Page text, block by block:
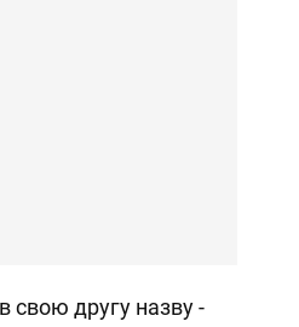
свою другу назву -